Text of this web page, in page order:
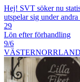
Hej! SVT söker nu
utspelar sig under
29
Lön efter förhandling
9/6
VÄSTERNORRLAND